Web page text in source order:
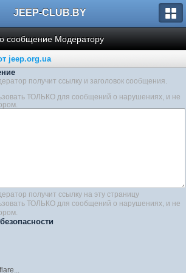
JEEP-CLUB.BY
сообщение Модератору
jeep.org.ua
получит ссылку и заголовок сообщения.
ТОЛЬКО для сообщений о нарушениях, и не
получит ссылку на эту страницу
ТОЛЬКО для сообщений о нарушениях, и не